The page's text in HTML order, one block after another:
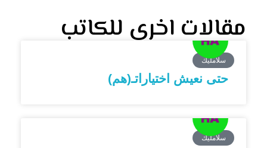
مقالات اخرى للكاتب
سلامليك
حتى نعيش اختياراتـ(هم)
سلامليك